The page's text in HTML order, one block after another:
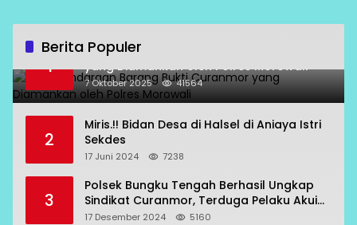
Berita Populer
1
Data Kendaraan Barang Bukti Curanmor
yang Diamankan oleh Polres Morowali
7 Oktober 2025 41564
2
Miris.!! Bidan Desa di Halsel di Aniaya Istri
Sekdes
17 Juni 2024 7238
3
Polsek Bungku Tengah Berhasil Ungkap
Sindikat Curanmor, Terduga Pelaku Akui
Beraksi di 7 Lokasi
17 Desember 2024 5160